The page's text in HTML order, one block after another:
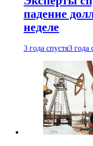
падение
неделе
3 года спустя3 года